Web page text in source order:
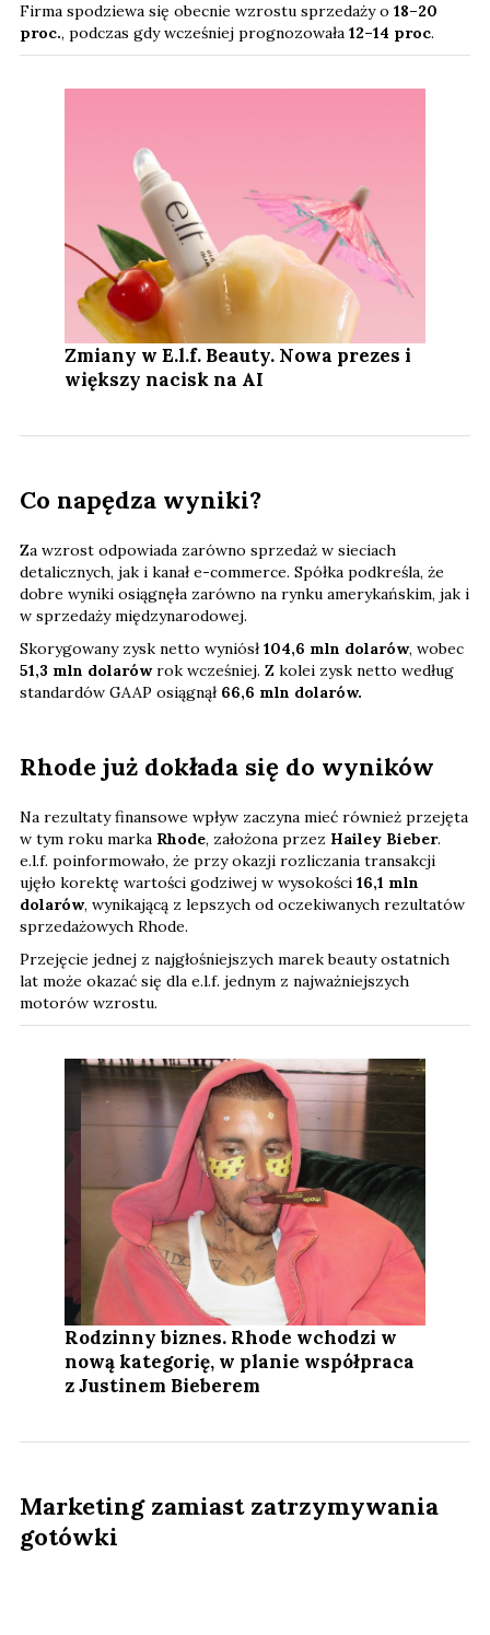
Firma spodziewa się obecnie wzrostu sprzedaży o 18–20
proc., podczas gdy wcześniej prognozowała 12–14 proc.
Zmiany w E.l.f. Beauty. Nowa prezes i
większy nacisk na AI
Co napędza wyniki?
Za wzrost odpowiada zarówno sprzedaż w sieciach
detalicznych, jak i kanał e-commerce. Spółka podkreśla, że
dobre wyniki osiągnęła zarówno na rynku amerykańskim, jak i
w sprzedaży międzynarodowej.
Skorygowany zysk netto wyniósł104,6 mln dolarów, wobec
51,3 mln dolarówrok wcześniej. Z kolei zysk netto według
standardów GAAP osiągnął 66,6 mln dolarów.
Rhode już dokłada się do wyników
Na rezultaty finansowe wpływ zaczyna mieć również przejęta
w tym roku marka Rhode, założona przez Hailey Bieber.
e.l.f. poinformowało, że przy okazji rozliczania transakcji
ujęło korektę wartości godziwej w wysokości 16,1 mln
dolarów, wynikającą z lepszych od oczekiwanych rezultatów
sprzedażowych Rhode.
Przejęcie jednej z najgłośniejszych marek beauty ostatnich
lat może okazać się dla e.l.f. jednym z najważniejszych
motorów wzrostu.
Rodzinny biznes. Rhode wchodzi w
nową kategorię, w planie współpraca
z Justinem Bieberem
Marketing zamiast zatrzymywania
gotówki